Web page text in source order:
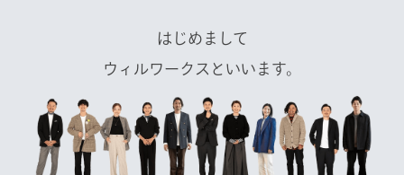
はじめまして
ウィルワークスといいます。